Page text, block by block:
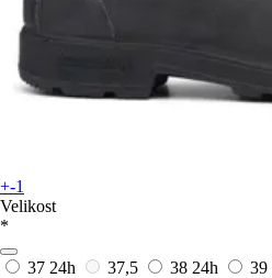
+-1
Velikost
*
37 24h 37,5 38 24h 39